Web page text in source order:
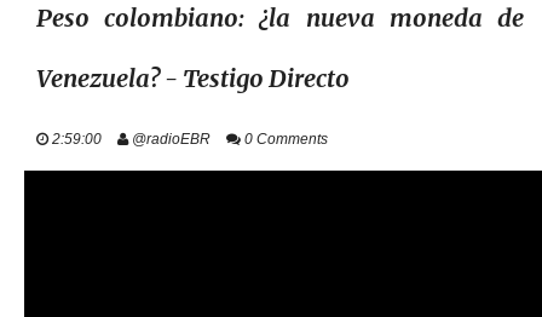
STAFF
EVENTOS
+ INFO
Peso colombiano: ¿la nueva moneda de
Venezuela? - Testigo Directo
2:59:00 @radioEBR 0 Comments